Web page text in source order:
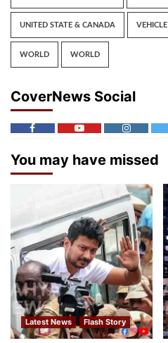
UNITED STATE & CANADA VEHICLE
WORLD WORLD
CoverNews Social
You may have missed
Latest News Flash Story